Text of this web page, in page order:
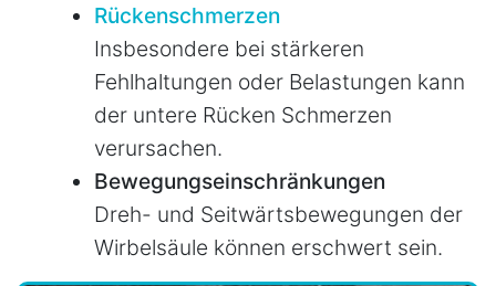
Rückenschmerzen
Insbesondere bei stärkeren
Fehlhaltungen oder Belastungen kann
der untere Rücken Schmerzen
verursachen.
Bewegungseinschränkungen
Dreh- und Seitwärtsbewegungen der
Wirbelsäule können erschwert sein.